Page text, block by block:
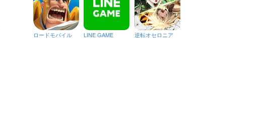
ロードモバイル LINE GAME 逆転オセロニア